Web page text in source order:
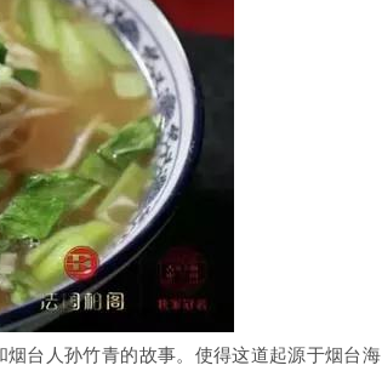
台人孙竹青的故事。使得这道起源于烟台海